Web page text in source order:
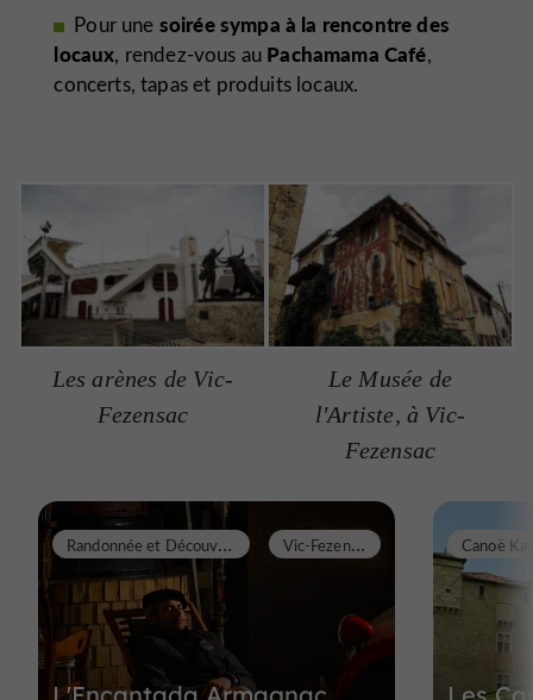
Pour une soirée sympa à la rencontre des
locaux, rendez-vous au Pachamama Café,
concerts, tapas et produits locaux.
Les arènes de Vic-
Fezensac
Le Musée de
l'Artiste, à Vic-
Fezensac
R
andonnée et Découverte V
ic-Fezensac